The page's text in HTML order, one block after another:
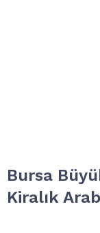
Bursa
Kiralık